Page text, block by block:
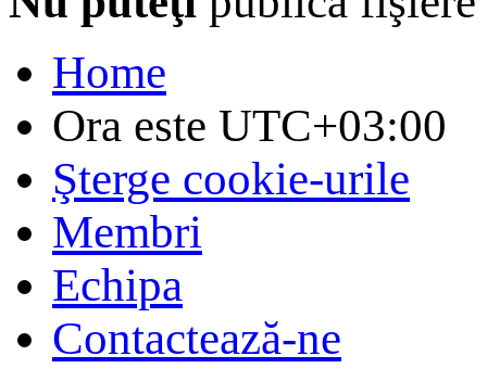
Home
Ora este UTC+03:00
Şterge cookie-urile
Membri
Echipa
Contactează-ne